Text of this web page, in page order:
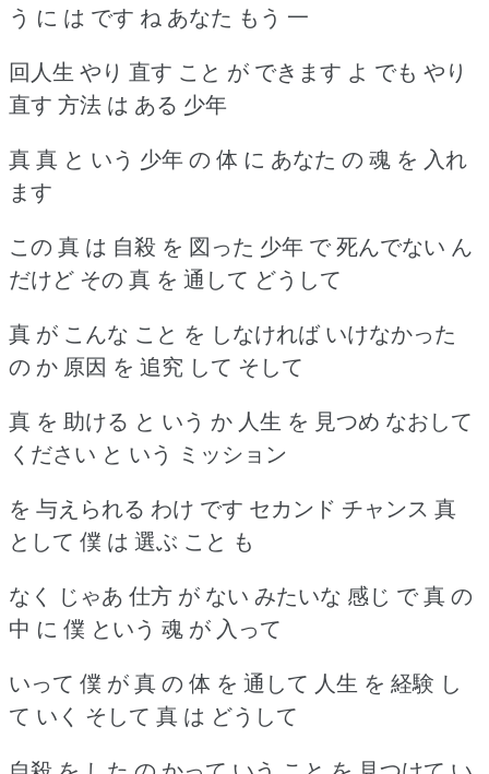
う に は です ね あなた もう 一
回人生 やり 直す こと が できます よ でも やり
直す 方法 は ある 少年
真 真 と いう 少年 の 体 に あなた の 魂 を 入れ
ます
この 真 は 自殺 を 図った 少年 で 死んでない ん
だけど その 真 を 通して どうして
真 が こんな こと を しなければ いけなかった
の か 原因 を 追究 して そして
真 を 助ける と いう か 人生 を 見つめ なおして
ください と いう ミッション
を 与えられる わけ です セカンド チャンス 真
として 僕 は 選ぶ こと も
なく じゃあ 仕方 が ない みたいな 感じ で 真 の
中 に 僕 という 魂 が 入って
いって 僕 が 真 の 体 を 通して 人生 を 経験 し
て いく そして 真 は どうして